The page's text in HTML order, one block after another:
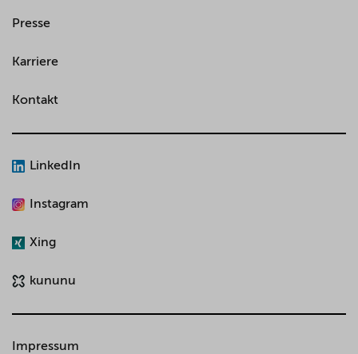
Presse
Karriere
Kontakt
LinkedIn
Instagram
Xing
kununu
Impressum